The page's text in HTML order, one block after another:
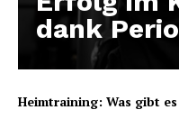
dank
Heimtraining: Was gibt